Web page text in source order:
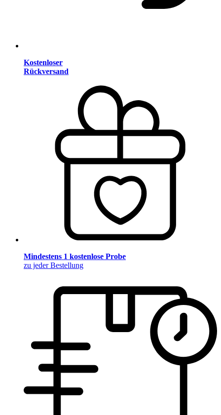
Kostenloser
Rückversand
Mindestens 1 kostenlose Probe
zu jeder Bestellung